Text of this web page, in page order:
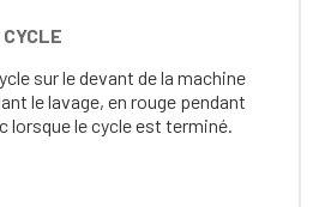
CYCLE
sur le devant de la machine
le lavage, en rouge pendant
lorsque le cycle est terminé.